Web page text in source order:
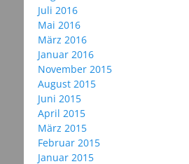
Juli 2016
Mai 2016
März 2016
Januar 2016
November 2015
August 2015
Juni 2015
April 2015
März 2015
Februar 2015
Januar 2015